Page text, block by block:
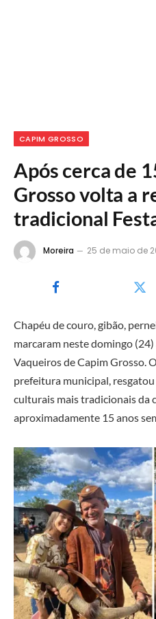
CAPIM GROSSO
Após cerca de
Grosso volta a
tradicional
Moreira 25 de maio de
Chapéu de couro, gibão,
marcaram neste domingo (24)
Vaqueiros deCapim Grosso.
prefeitura municipal,
culturais mais tradicionais da
aproximadamente 15 anos